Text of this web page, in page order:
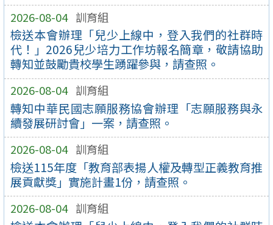
2026-08-04 訓育組
檢送本會辦理「兒少上線中，登入我們的社群時
代！」2026兒少培力工作坊報名簡章，敬請協助
轉知並鼓勵貴校學生踴躍參與，請查照。
2026-08-04 訓育組
轉知中華民國志願服務協會辦理「志願服務與永
續發展研討會」一案，請查照。
2026-08-04 訓育組
檢送115年度「教育部表揚人權及轉型正義教育推
展貢獻獎」實施計畫1份，請查照。
2026-08-04 訓育組